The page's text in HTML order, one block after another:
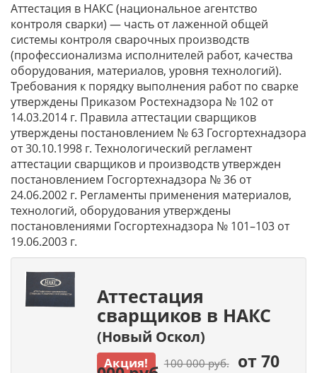
Аттестация в НАКС (национальное агентство
контроля сварки) — часть от лаженной общей
системы контроля сварочных производств
(профессионализма исполнителей работ, качества
оборудования, материалов, уровня технологий).
Требования к порядку выполнения работ по сварке
утверждены Приказом Ростехнадзора № 102 от
14.03.2014 г. Правила аттестации сварщиков
утверждены постановлением № 63 Госгортехнадзора
от 30.10.1998 г. Технологический регламент
аттестации сварщиков и производств утвержден
постановлением Госгортехнадзора № 36 от
24.06.2002 г. Регламенты применения материалов,
технологий, оборудования утверждены
постановлениями Госгортехнадзора № 101–103 от
19.06.2003 г.
Аттестация
сварщиков в НАКС
(Новый Оскол)
Акция! 100 000 руб.от 70